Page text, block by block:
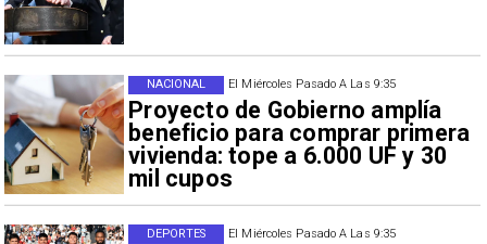
El Miércoles Pasado A Las 9:35
Proyecto de Gobierno amplía
beneficio para comprar primera
vivienda: tope a 6.000 UF y 30
mil cupos
NACIONAL
El Miércoles Pasado A Las 9:35
DEPORTES